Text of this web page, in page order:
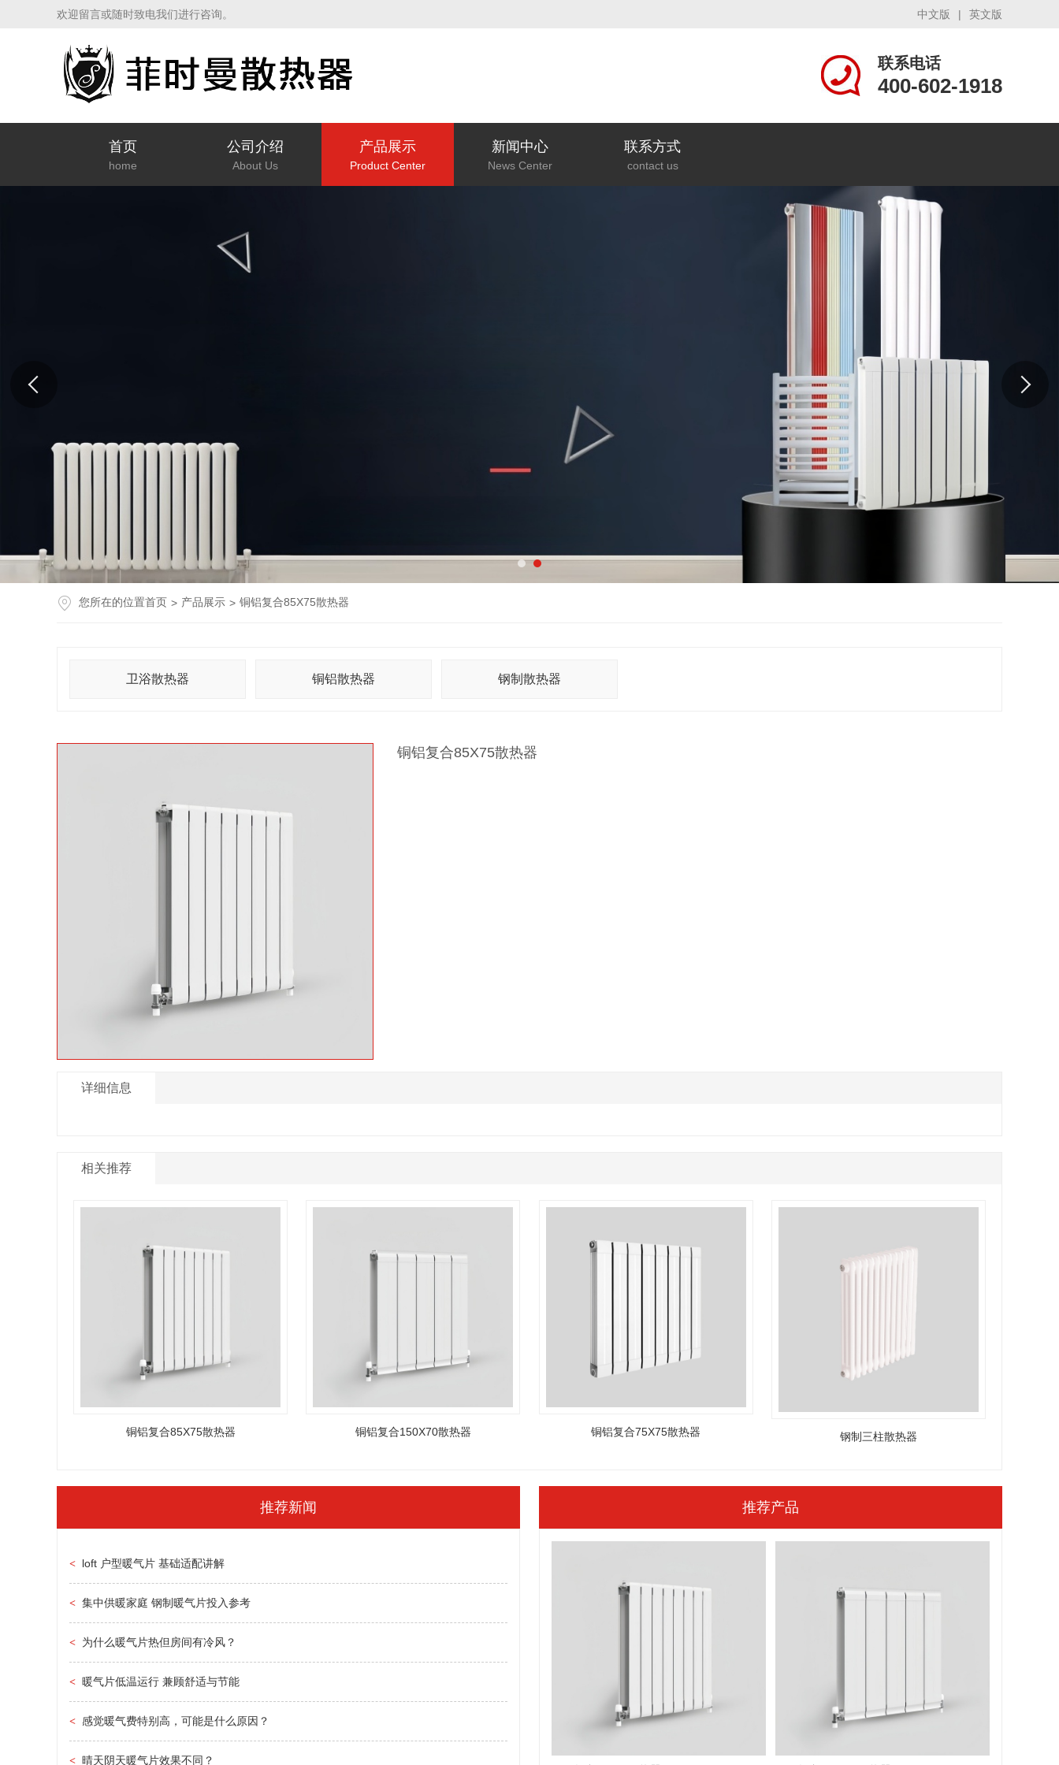
欢迎留言或随时致电我们进行咨询。 中文版 | 英文版
联系电话
400-602-1918
首页 公司介绍 产品展示 新闻中心 联系方式
 您所在的位置首页 > 产品展示 > 铜铝复合85X75散热器
卫浴散热器 铜铝散热器 钢制散热器
铜铝复合85X75散热器
详细信息
相关推荐
铜铝复合85X75散热器 铜铝复合150X70散热器 铜铝复合75X75散热器 钢制三柱散热器
推荐新闻
< loft 户型暖气片 基础适配讲解
< 集中供暖家庭 钢制暖气片投入参考
< 为什么暖气片热但房间有冷风？
< 暖气片低温运行 兼顾舒适与节能
< 感觉暖气费特别高，可能是什么原因？
< 晴天阴天暖气片效果不同？
推荐产品